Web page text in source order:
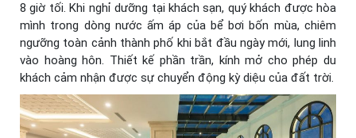
8 giờ tối. Khi nghỉ dưỡng tại khách sạn, quý khách được hòa
mình trong dòng nước ấm áp của bể bơi bốn mùa, chiêm
ngưỡng toàn cảnh thành phố khi bắt đầu ngày mới, lung linh
vào hoàng hôn. Thiết kế phần trần, kính mở cho phép du
khách cảm nhận được sự chuyển động kỳ diệu của đất trời.